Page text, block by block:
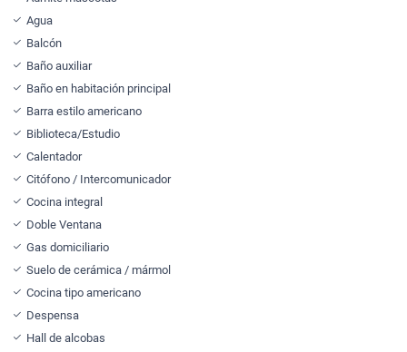
Agua
Balcón
Baño auxiliar
Baño en habitación principal
Barra estilo americano
Biblioteca/Estudio
Calentador
Citófono / Intercomunicador
Cocina integral
Doble Ventana
Gas domiciliario
Suelo de cerámica / mármol
Cocina tipo americano
Despensa
Hall de alcobas